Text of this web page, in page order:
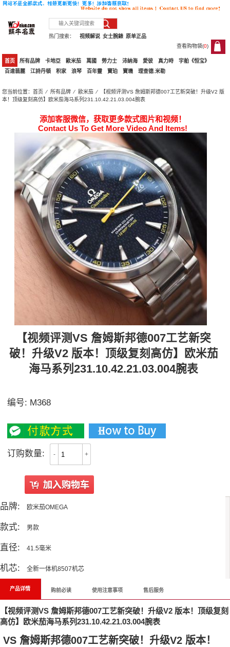
热门搜索： 原单正品
女士腕錶
视频解说
查看购物袋(0)
0
首页 所有品牌 卡地亞 歐米茄 萬國 勞力士 沛納海 愛彼 真力時
宇舶《恒宝》
百達翡麗
江詩丹頓 积家 浪琴 百年靈 寶珀 寶璣 理查德.米勒
您当前位置：首页 ⁄所有品牌 ⁄ 歐米茄 ⁄ 【视频评测VS 詹姆斯邦德007工艺新突破！升级V2 版
本！顶级复刻高仿】欧米茄海马系列231.10.42.21.03.004腕表
添加客服微信，获取更多款式图片和视频！
Contact Us To Get More Video And Items!
【视频评测VS 詹姆斯邦德007工艺新突
破！升级V2 版本！顶级复刻高仿】欧米茄
海马系列231.10.42.21.03.004腕表
编号: M368
订购数量: - +
品牌: 欧米茄OMEGA
款式: 男款
直径: 41.5毫米
机芯: 全新一体机8507机芯
产品详情 购前必读 使用注意事项 售后服务
【视频评测VS 詹姆斯邦德007工艺新突破！升级V2 版本！顶级复刻
高仿】欧米茄海马系列231.10.42.21.03.004腕表
VS 詹姆斯邦德007工艺新突破！升级V2 版本！